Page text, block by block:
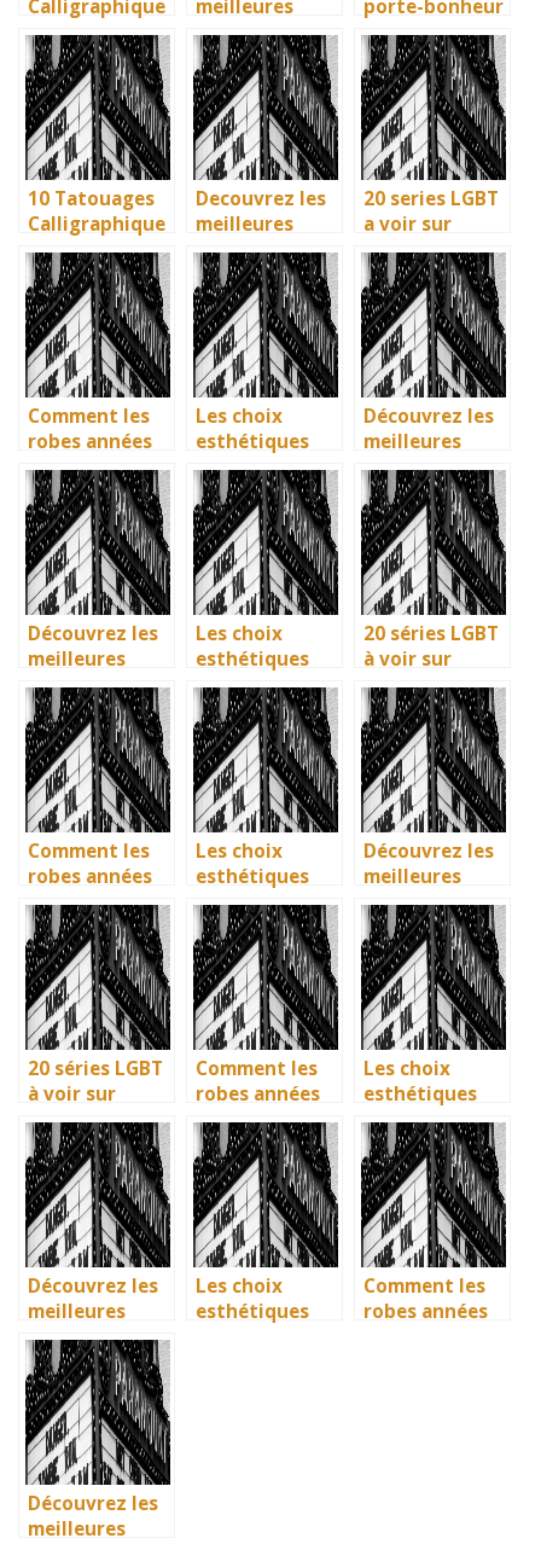
Calligraphique
s : Citations et
Phrases
Uniques pour
immortaliser
vos amitiés
meilleures
villes d’Italie à
visiter en 2025
: Ravenne, la
ville aux huit
monuments
UNESCO
porte-bonheur
: que dit la
legende ? Son
influence dans
la litterature
enfantine
10 Tatouages
Calligraphique
s : Citations et
Phrases
Uniques pour
immortaliser
vos amities
Decouvrez les
meilleures
solutions
gratuites pour
vos series
preferees en
francais
20 series LGBT
a voir sur
Netflix : quand
science-fiction
et diversite
font des
etincelles
Comment les
robes années
40 vintage ont
révolutionné la
mode en temps
de guerre
Les choix
esthétiques
surprenants du
générique de
Joker 2 (2024)
Découvrez les
meilleures
solutions
gratuites pour
vos séries
préférées en
français
Découvrez les
meilleures
solutions
gratuites pour
vos séries
préférées en
français
Les choix
esthétiques
surprenants du
générique de
Joker 2 (2024)
20 séries LGBT
à voir sur
Netflix : quand
science-fiction
et diversité
font des
étincelles
Comment les
robes années
40 vintage ont
révolutionné la
mode en temps
de guerre
Les choix
esthétiques
surprenants du
générique de
Joker 2 (2024)
Découvrez les
meilleures
solutions
gratuites pour
vos séries
préférées en
français
20 séries LGBT
à voir sur
Netflix : quand
science-fiction
et diversité
font des
étincelles
Comment les
robes années
40 vintage ont
révolutionné la
mode en temps
de guerre
Les choix
esthétiques
surprenants du
générique de
Joker 2 (2024)
Découvrez les
meilleures
solutions
gratuites pour
vos séries
préférées en
français
Les choix
esthétiques
Comment les
robes années
Découvrez les
meilleures